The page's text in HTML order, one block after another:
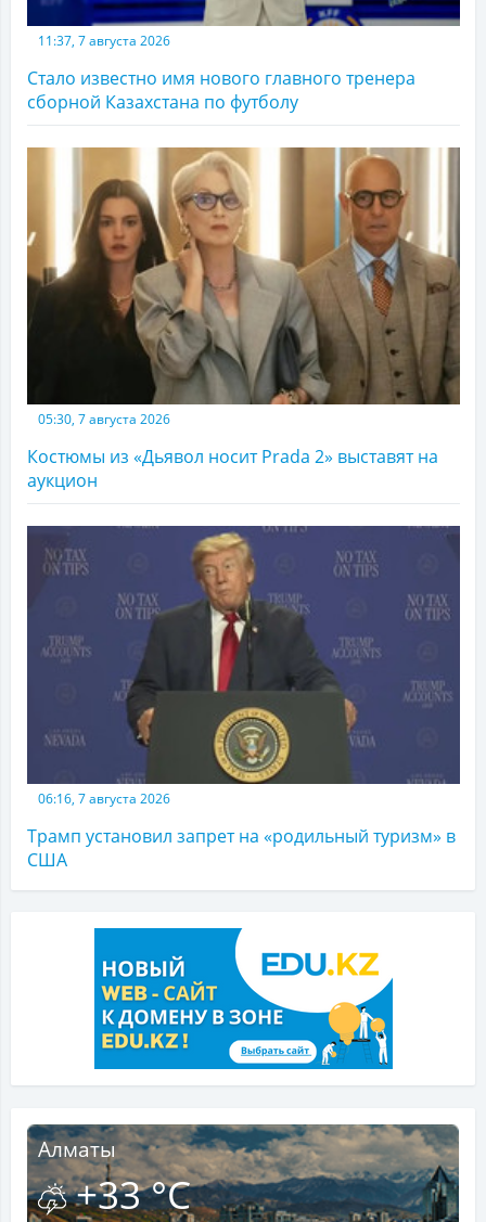
11:37, 7 августа 2026
Стало известно имя нового главного тренера
сборной Казахстана по футболу
05:30, 7 августа 2026
Костюмы из «Дьявол носит Prada 2» выставят на
аукцион
06:16, 7 августа 2026
Трамп установил запрет на «родильный туризм» в
США
Алматы
+33 °C